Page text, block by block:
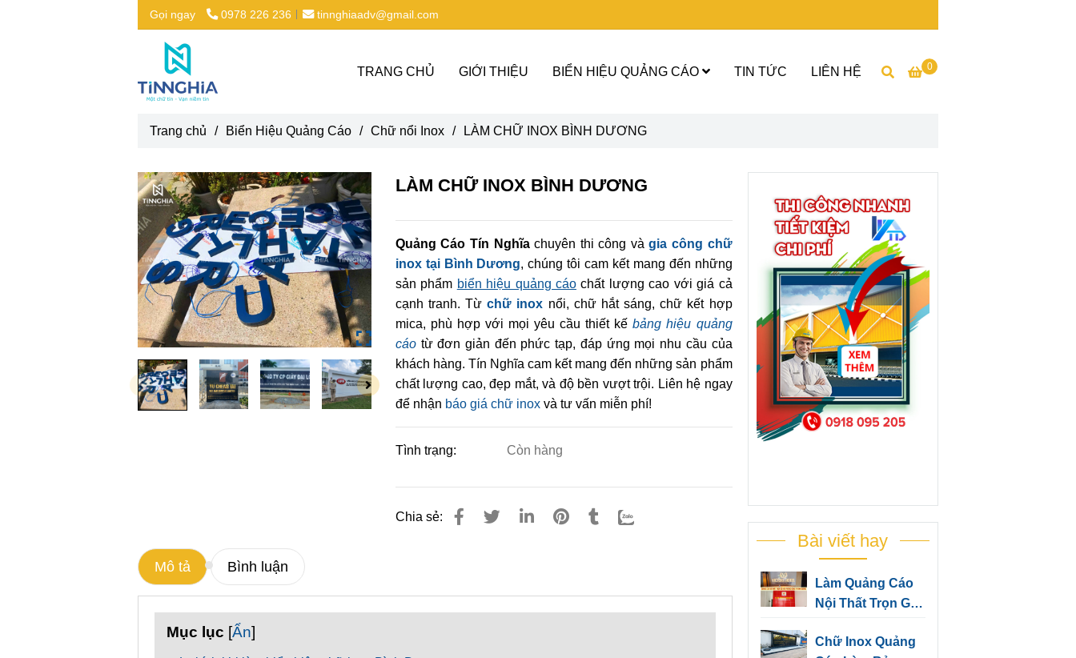
Gọi ngay 0978 226 236 tinnghiaadv@gmail.com
0
TRANG CHỦ GIỚI THIỆU BIỂN HIỆU QUẢNG CÁO TIN TỨC LIÊN HỆ
Trang chủ / Biển Hiệu Quảng Cáo / Chữ nổi Inox / LÀM CHỮ INOX BÌNH DƯƠNG
LÀM CHỮ INOX BÌNH DƯƠNG
Quảng Cáo Tín Nghĩachuyên thi công vàgia công chữ
inox tại Bình Dương, chúng tôi cam kết mang đến những
sản phẩm biển hiệu quảng cáochất lượng cao với giá cả
cạnh tranh. Từchữ inox nổi, chữ hắt sáng, chữ kết hợp
mica, phù hợp với mọi yêu cầu thiết kế bảng hiệu quảng
cáotừ đơn giản đến phức tạp, đáp ứng mọi nhu cầu của
khách hàng. Tín Nghĩa cam kết mang đến những sản phẩm
chất lượng cao, đẹp mắt, và độ bền vượt trội. Liên hệ ngay
để nhận báo giá chữ inoxvà tư vấn miễn phí!
Tình trạng: Còn hàng
Chia sẻ:
Mô tả Bình luận
Mục lục [Ẩn]
Bài viết hay
Làm Quảng Cáo
Nội Thất Trọn Gói
Công Ty Bình
Chữ Inox Quảng